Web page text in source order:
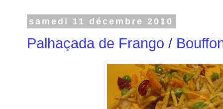
samedi 11 décembre 2010
Palhaçada de Frango /